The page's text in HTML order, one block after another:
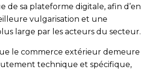
de sa plateforme digitale, afin d’en
vulgarisation et une
large par les acteurs du secteur.
le commerce extérieur demeure
technique et spécifique,